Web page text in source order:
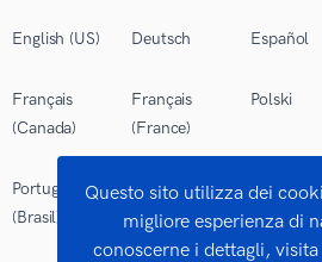
English (US) Deutsch Español
Français
(Canada)
Français
(France)
Polski
Português
(Brasil)
Questo sito utilizza dei
migliore esperienza di
conoscerne i dettagli,